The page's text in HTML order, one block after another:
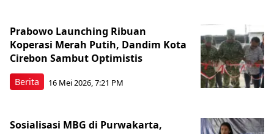
Berita
Prabowo Launching Ribuan
Koperasi Merah Putih, Dandim Kota
Cirebon Sambut Optimistis
16 Mei 2026, 7:21 PM
Sosialisasi MBG di Purwakarta,